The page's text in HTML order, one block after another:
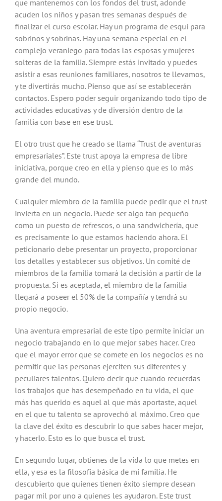
que mantenemos con los fondos del trust, adonde
acuden los niños y pasan tres semanas después de
finalizar el curso escolar. Hay un programa de esquí para
sobrinos y sobrinas. Hay una semana especial en el
complejo veraniego para todas las esposas y mujeres
solteras de la familia. Siempre estás invitado y puedes
asistir a esas reuniones familiares, nosotros te llevamos,
y te divertirás mucho. Pienso que así se establecerán
contactos. Espero poder seguir organizando todo tipo de
actividades educativas y de diversión dentro de la
familia con base en ese trust.
El otro trust que he creado se llama “Trust de aventuras
empresariales”. Este trust apoya la empresa de libre
iniciativa, porque creo en ella y pienso que es lo más
grande del mundo.
Cualquier miembro de la familia puede pedir que el trust
invierta en un negocio. Puede ser algo tan pequeño
como un puesto de refrescos, o una sandwichería, que
es precisamente lo que estamos haciendo ahora. El
peticionario debe presentar un proyecto, proporcionar
los detalles y establecer sus objetivos. Un comité de
miembros de la familia tomará la decisión a partir de la
propuesta. Si es aceptada, el miembro de la familia
llegará a poseer el 50% de la compañía y tendrá su
propio negocio.
Una aventura empresarial de este tipo permite iniciar un
negocio trabajando en lo que mejor sabes hacer. Creo
que el mayor error que se comete en los negocios es no
permitir que las personas ejerciten sus diferentes y
peculiares talentos. Quiero decir que cuando recuerdas
los trabajos que has desempeñado en tu vida, el que
más has querido es aquel al que más aportaste, aquel
en el que tu talento se aprovechó al máximo. Creo que
la clave del éxito es descubrir lo que sabes hacer mejor,
y hacerlo. Esto es lo que busca el trust.
En segundo lugar, obtienes de la vida lo que metes en
ella, y esa es la filosofía básica de mi familia. He
descubierto que quienes tienen éxito siempre desean
pagar mil por uno a quienes les ayudaron. Este trust